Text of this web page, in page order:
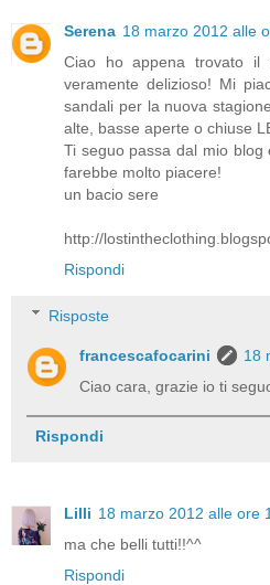
Serena 18 marzo 2012 alle
Ciao ho appena trovato
veramente delizioso! Mi
sandali per la nuova
alte, basse aperte o chiuse
Ti seguo passa dal mio
farebbe molto piacere!
un bacio sere
http://
Rispondi
Risposte
francescafocarini
18
Ciao cara, grazie io ti
Rispondi
Lilli 18 marzo 2012 alle ore
ma che belli tutti!!^^
Rispondi